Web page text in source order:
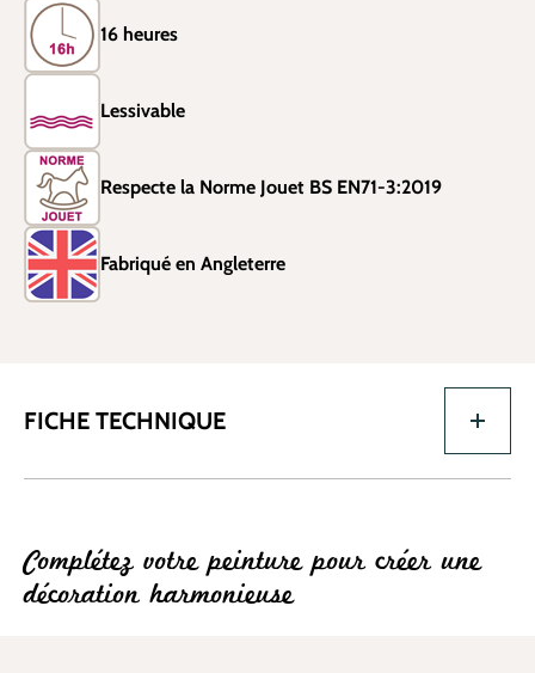
16 heures
Lessivable
Respecte la Norme Jouet BS EN71-3:2019
Fabriqué en Angleterre
FICHE TECHNIQUE
Complétez votre peinture pour créer une
décoration harmonieuse